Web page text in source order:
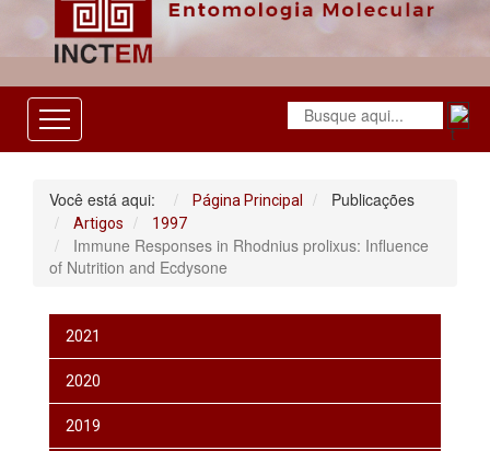
Você está aqui: Página Principal Publicações
Artigos 1997
Immune Responses in Rhodnius prolixus: Influence
of Nutrition and Ecdysone
2021
2020
2019